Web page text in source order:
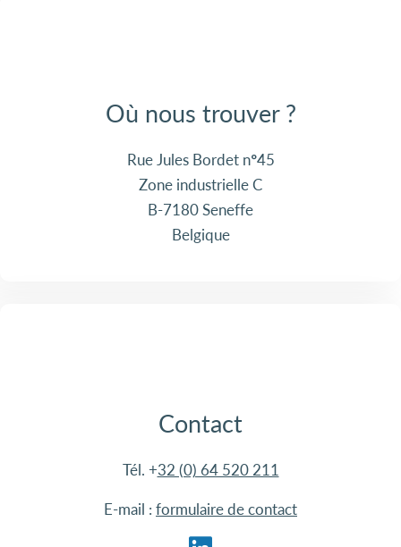
Où nous trouver ?
Rue Jules Bordet n°45
Zone industrielle C
B-7180 Seneffe
Belgique
Contact
Tél. +32 (0) 64 520 211
E-mail : formulaire de contact